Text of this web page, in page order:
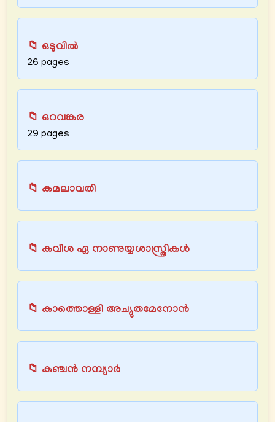
📁 ഒടുവിൽ
26 pages
📁 ഒറവങ്കര
29 pages
📁 കമലാവതി
📁 കവീശ ഏ നാണുയ്യശാസ്ത്രികൾ
📁 കാത്തൊള്ളി അച്യുതമേനോൻ
📁 കുഞ്ചന്‍ നമ്പ്യാര്‍